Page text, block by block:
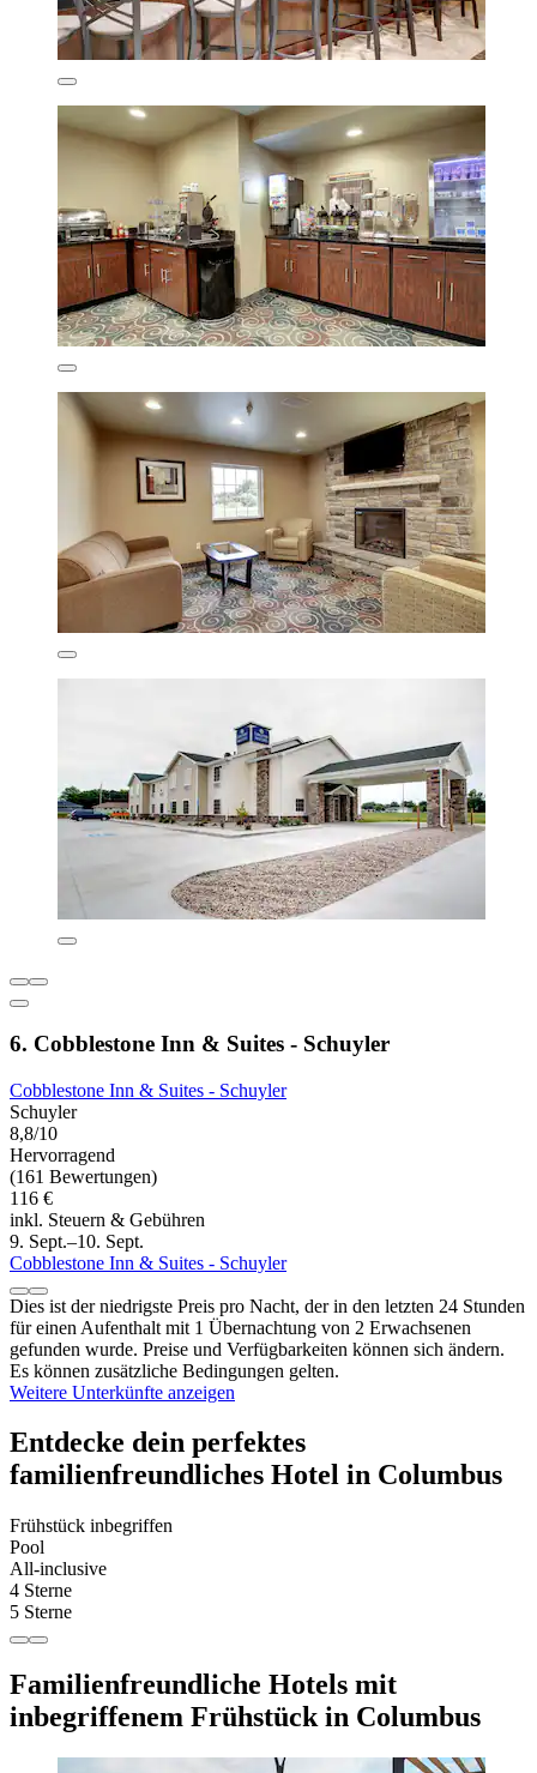
6. Cobblestone Inn & Suites - Schuyler
Cobblestone Inn & Suites - Schuyler
Schuyler
8,8/10
Hervorragend
(161 Bewertungen)
116 €
inkl. Steuern & Gebühren
9. Sept.–10. Sept.
Cobblestone Inn & Suites - Schuyler
Dies ist der niedrigste Preis pro Nacht, der in den letzten 24 Stunden
für einen Aufenthalt mit 1 Übernachtung von 2 Erwachsenen
gefunden wurde. Preise und Verfügbarkeiten können sich ändern.
Es können zusätzliche Bedingungen gelten.
Weitere Unterkünfte anzeigen
Entdecke dein perfektes
familienfreundliches Hotel in Columbus
Frühstück inbegriffen
Pool
All-inclusive
4 Sterne
5 Sterne
Familienfreundliche Hotels mit
inbegriffenem Frühstück in Columbus